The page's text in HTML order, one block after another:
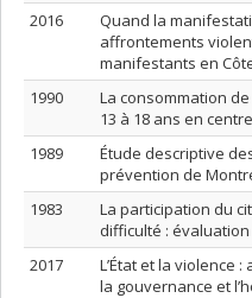
2016
Quand la
affrontements
manifestants en
1990
La consommation
13 à 18 ans en
1989
Étude descriptive
prévention de
1983
La participation du
difficulté :
2017
L’État et la violence
la gouvernance et